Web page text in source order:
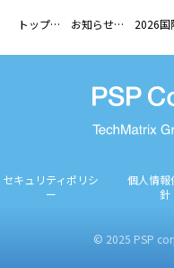
トップ お知らせ
セキュリティポリシ
ー
個人情報
針
© 2025 PSP